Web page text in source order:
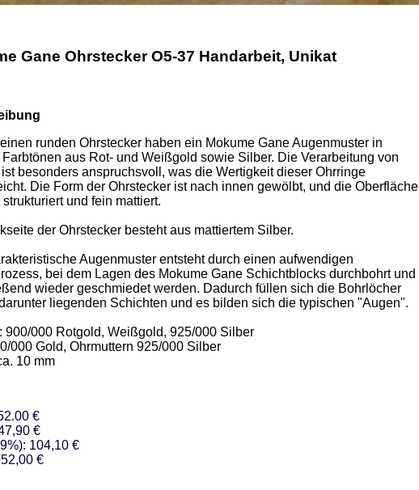
Gane Ohrstecker O5-37 Handarbeit, Unikat
runden Ohrstecker haben ein Mokume Gane Augenmuster in
aus Rot- und Weißgold sowie Silber. Die Verarbeitung von
besonders anspruchsvoll, was die Wertigkeit dieser Ohrringe
Die Form der Ohrstecker ist nach innen gewölbt, und die Oberfläche
und fein mattiert.
der Ohrstecker besteht aus mattiertem Silber.
Augenmuster entsteht durch einen aufwendigen
bei dem Lagen des Mokume Gane Schichtblocks durchbohrt und
wieder geschmiedet werden. Dadurch füllen sich die Bohrlöcher
liegenden Schichten und es bilden sich die typischen "Augen".
900/000 Rotgold, Weißgold, 925/000 Silber
000 Gold, Ohrmuttern 925/000 Silber
10 mm
€
€
104,10 €
€